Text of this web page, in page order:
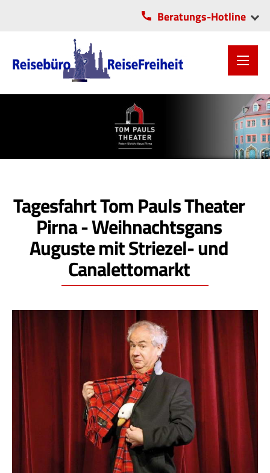
Beratungs-Hotline
VITA-Center Chemnitz
0371/2806055
OLI-Park Lichtenau
037208/5706
Tagesfahrt Tom Pauls Theater
Pirna - Weihnachtsgans
Auguste mit Striezel- und
Canalettomarkt